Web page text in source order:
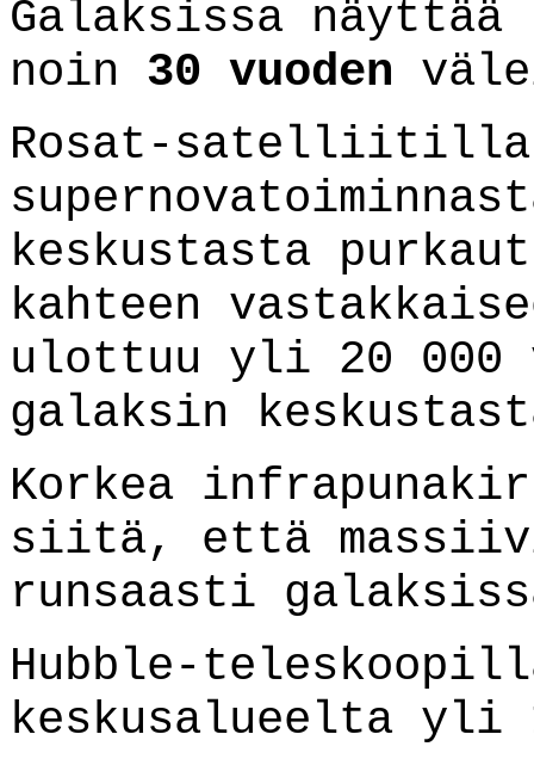
Galaksissa näyttää
noin 30 vuoden
Rosat-
keskustasta
kahteen
ulottuu yli 20 000
galaksin
Korkea
siitä, että
runsaasti
Hubble-
keskusalueelta yli